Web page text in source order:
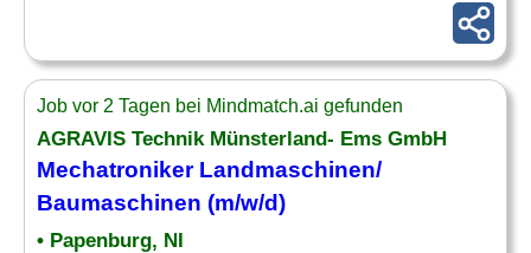
Job vor 2 Tagen bei Mindmatch.ai gefunden
AGRAVIS Technik Münsterland- Ems GmbH
Mechatroniker Landmaschinen/
Baumaschinen (m/w/d)
• Papenburg, NI